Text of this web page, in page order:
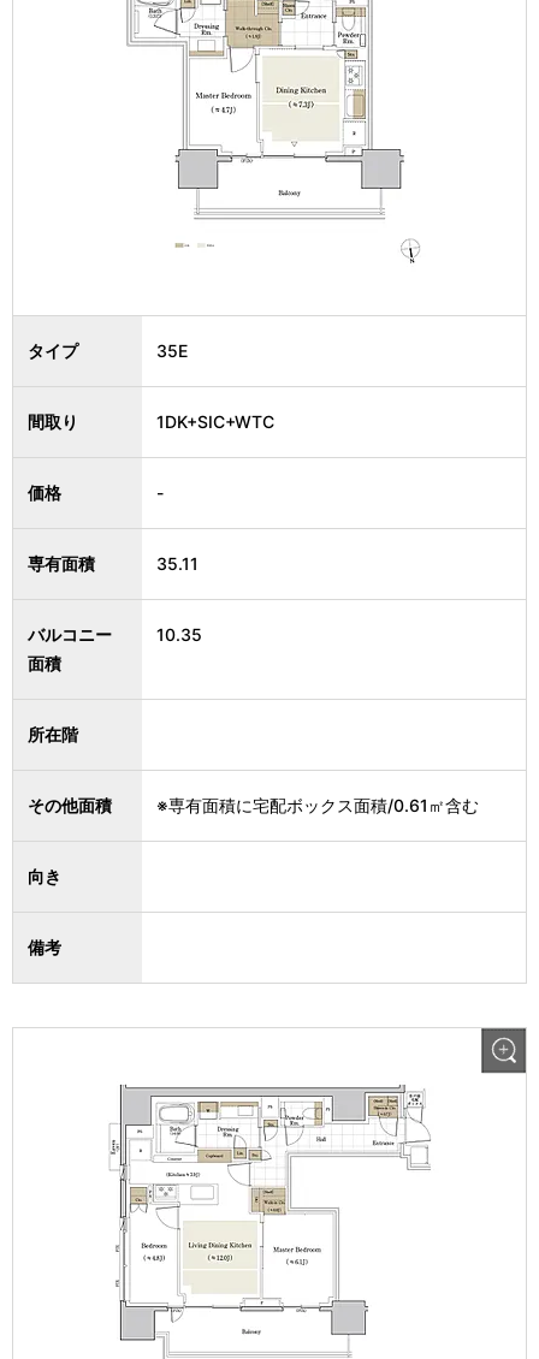
タイプ 35E
間取り 1DK+SIC+WTC
価格 -
専有面積 35.11
バルコニー
面積
10.35
所在階
その他面積 ※専有面積に宅配ボックス面積/0.61㎡含む
向き
備考